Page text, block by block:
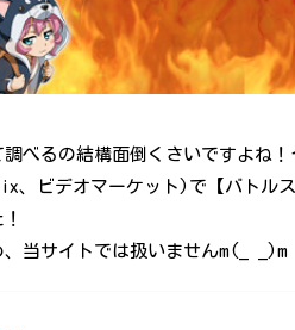
べるの結構面倒くさいですよね
、ビデオマーケット)で【バトル
当サイトでは扱いませんm(_ _)m